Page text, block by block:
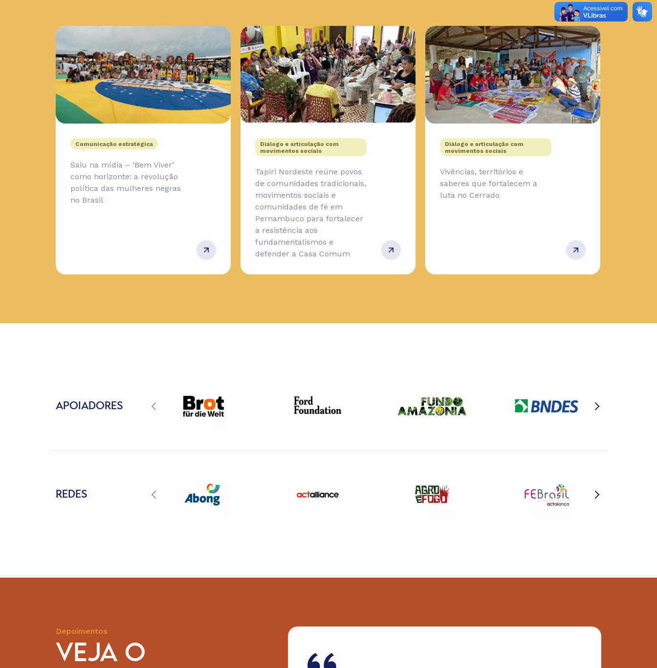
Comunicação estratégica
Saiu na mídia – ‘Bem Viver’
como horizonte: a revolução
política das mulheres negras
no Brasil
Diálogo e articulação com
movimentos sociais
Tapiri Nordeste reúne povos
de comunidades tradicionais,
movimentos sociais e
comunidades de fé em
Pernambuco para fortalecer
a resistência aos
fundamentalismos e
defender a Casa Comum
Diálogo e articulação com
movimentos sociais
Vivências, territórios e
saberes que fortalecem a
luta no Cerrado
APOIADORES
REDES
Depoimentos
VEJA O